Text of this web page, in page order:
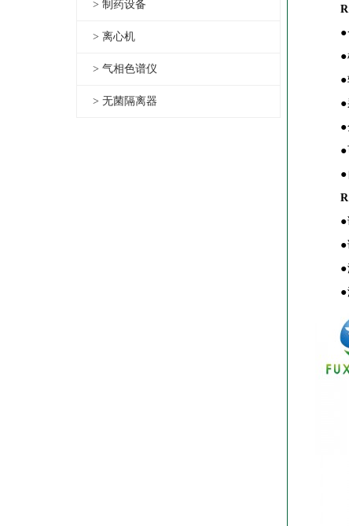
> 制药设备
> 离心机
> 气相色谱仪
> 无菌隔离器
●